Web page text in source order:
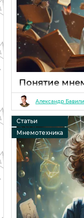
Понятие
и как она
06 02 2024
Александр
Статьи
Мнемотехника